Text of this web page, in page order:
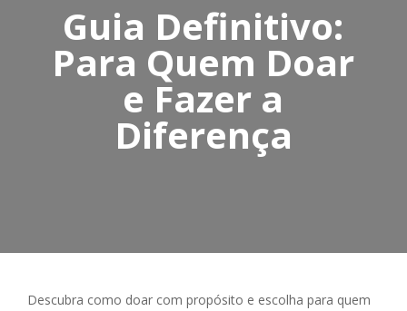
Guia Definitivo:
Para Quem Doar
e Fazer a
Diferença
Descubra como doar com propósito e escolha para quem